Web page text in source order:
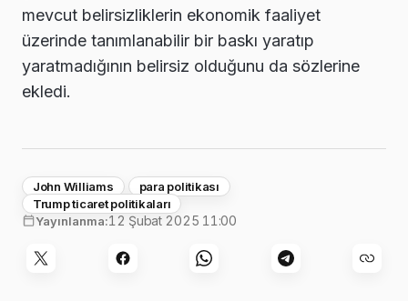
mevcut belirsizliklerin ekonomik faaliyet
üzerinde tanımlanabilir bir baskı yaratıp
yaratmadığının belirsiz olduğunu da sözlerine
ekledi.
John Williams
para politikası
Trump ticaret politikaları
Yayınlanma:12 Şubat 2025 11:00